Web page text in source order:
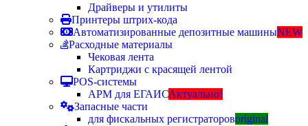
Драйверы и утилиты
Принтеры штрих-кода
Автоматизированные депозитные машиныNEW
Расходные материалы
Чековая лента
Картриджи с красящей лентой
POS-системы
АРМ для ЕГАИСАктуально!
Запасные части
для фискальных регистраторовoriginal